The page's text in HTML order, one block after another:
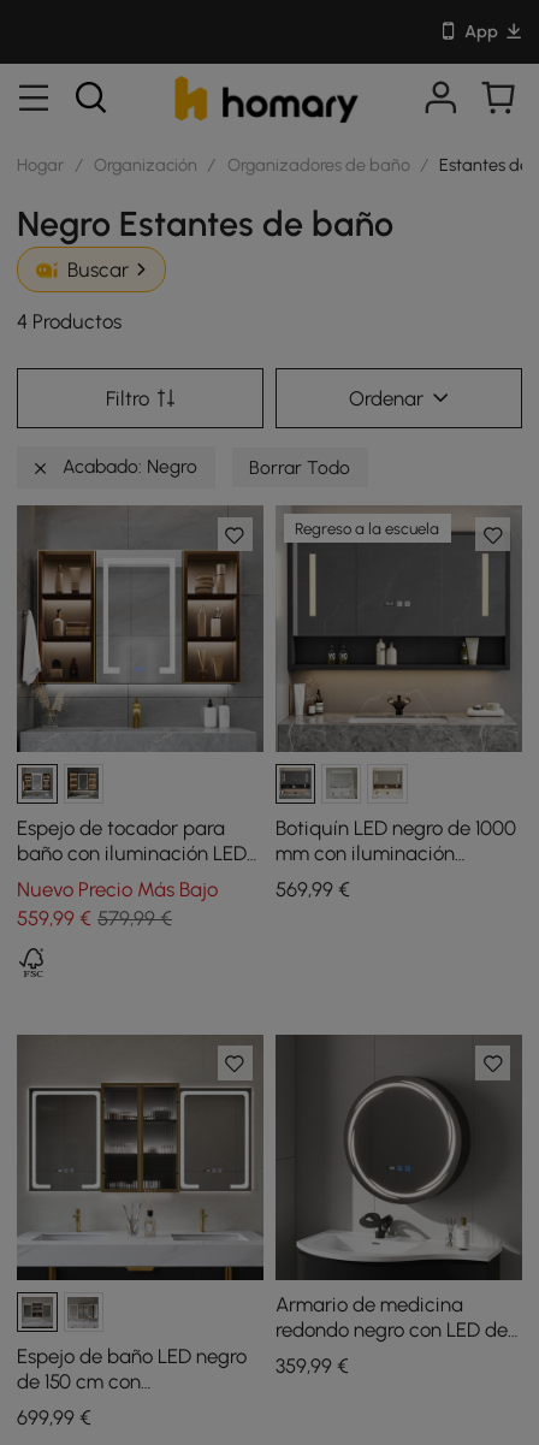
App
Hogar / Organización / Organizadores de baño / Estantes de
Negro Estantes de baño
Buscar
4 Productos
Filtro Ordenar
Acabado: Negro Borrar Todo
Espejo de tocador para
baño con iluminación LED
de 1000 mm, color negro,
montaje en pared, con
almacenamiento
Nuevo Precio Más Bajo
559,99 € 579,99 €
Regreso a la escuela
Botiquín LED negro de 1000
mm con iluminación
ajustable, antivaho y reloj
digital
569,99€
Espejo de baño LED negro
de 150 cm con
almacenamiento central,
regulable en 3 colores y
699,99 €
Armario de medicina
redondo negro con LED de
60cm, con
almacenamiento, antivaho,
359,99€